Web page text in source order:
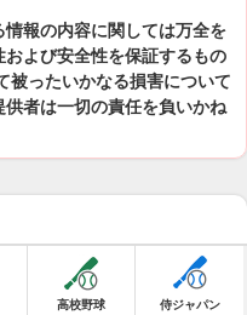
報の内容に関しては万全を
よび安全性を保証するもの
被ったいかなる損害について
者は一切の責任を負いかね
高校野球 侍ジャパン